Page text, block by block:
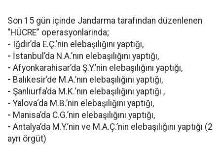
Son 15 gün içinde Jandarma tarafından düzenlenen
“HÜCRE” operasyonlarında;
- Iğdır’da E.Ç.’nin elebaşılığını yaptığı,
- İstanbul’da N.A.’nın elebaşılığını yaptığı,
- Afyonkarahisar’da Ş.Y.’nin elebaşılığını yaptığı,
- Balıkesir’de M.A.’nın elebaşılığını yaptığı,
- Şanlıurfa’da M.K.‘nın elebaşılığını yaptığı ,
- Yalova‘da M.B.’nin elebaşılığını yaptığı,
- Manisa’da C.G.’nin elebaşılığını yaptığı,
- Antalya’da M.Y.’nin ve M.A.Ç.’nin elebaşılığını yaptığı (2
ayrı örgüt)